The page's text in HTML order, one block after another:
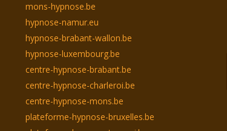
mons-hypnose.be
hypnose-namur.eu
hypnose-brabant-wallon.be
hypnose-luxembourg.be
centre-hypnose-brabant.be
centre-hypnose-charleroi.be
centre-hypnose-mons.be
plateforme-hypnose-bruxelles.be